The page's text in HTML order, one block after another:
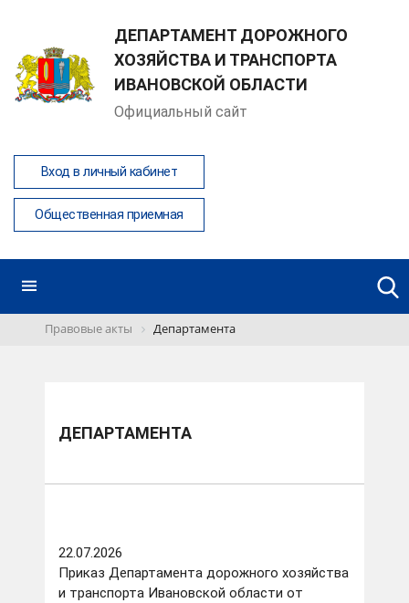
ДЕПАРТАМЕНТ ДОРОЖНОГО
ХОЗЯЙСТВА И ТРАНСПОРТА
ИВАНОВСКОЙ ОБЛАСТИ
Официальный сайт
Вход в личный кабинет
Общественная приемная
Правовые акты Департамента
ДЕПАРТАМЕНТА
22.07.2026
Приказ Департамента дорожного хозяйства
и транспорта Ивановской области от